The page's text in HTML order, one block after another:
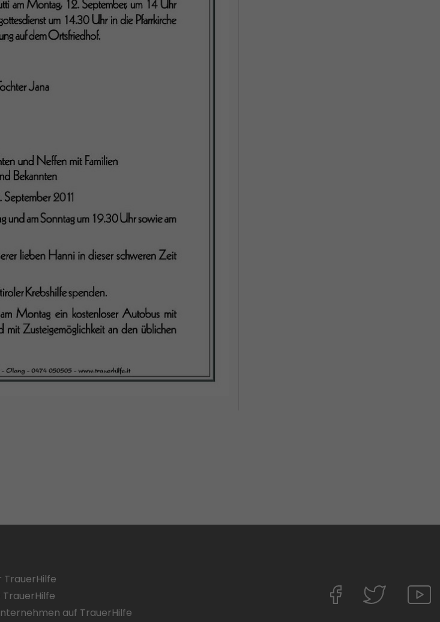
TrauerHilfe
TrauerHilfe
auf TrauerHilfe